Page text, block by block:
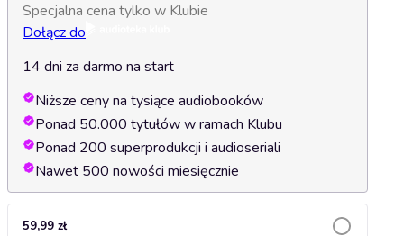
Specjalna cena tylko w Klubie
Dołącz do
14 dni za darmo na start
Niższe ceny na tysiące audiobooków
Ponad 50.000 tytułów w ramach Klubu
Ponad 200 superprodukcji i audioseriali
Nawet 500 nowości miesięcznie
59,99 zł